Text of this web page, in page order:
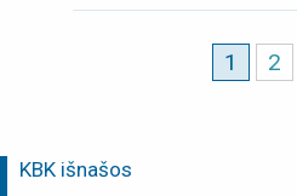
1 2
KBK išnašos